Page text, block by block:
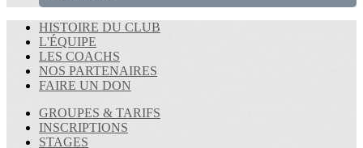
HISTOIRE DU CLUB
L'ÉQUIPE
LES COACHS
NOS PARTENAIRES
FAIRE UN DON
GROUPES & TARIFS
INSCRIPTIONS
STAGES